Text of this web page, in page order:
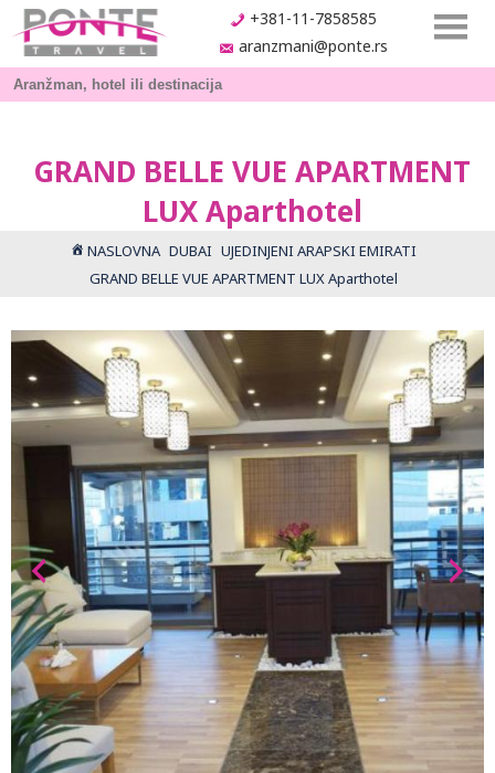
+381-11-7858585
aranzmani@ponte.rs
GRAND BELLE VUE APARTMENT
LUX Aparthotel
NASLOVNA DUBAI UJEDINJENI ARAPSKI EMIRATI
GRAND BELLE VUE APARTMENT LUX Aparthotel